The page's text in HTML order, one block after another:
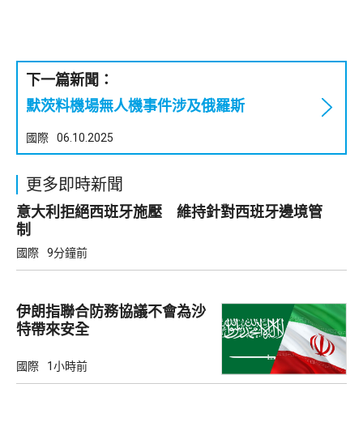
下一篇新聞：
默茨料機場無人機事件涉及俄羅斯
國際 06.10.2025
更多即時新聞
意大利拒絕西班牙施壓 維持針對西班牙邊境管
制
國際 9分鐘前
伊朗指聯合防務協議不會為沙
特帶來安全
國際 1小時前